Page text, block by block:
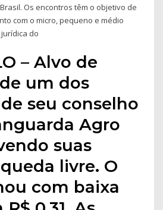
Os encontros têm o objetivo de
com o micro, pequeno e médio
do
– Alvo de
um dos
seu conselho
Agro
suas
livre. O
com baixa